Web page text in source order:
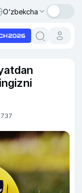
O‘zbekcha
737